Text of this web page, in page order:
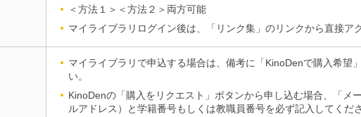
＜方法１＞＜方法２＞両方可能
マイライブラリログイン後は、「リンク集」のリンクから直接ア
マイライブラリで申込する場合は、備考に「KinoDenで購入希望
い。
KinoDenの「購入をリクエスト」ボタンから申し込む場合、「メ
ルアドレス）と学籍番号もしくは教職員番号を必ず記入してくださ